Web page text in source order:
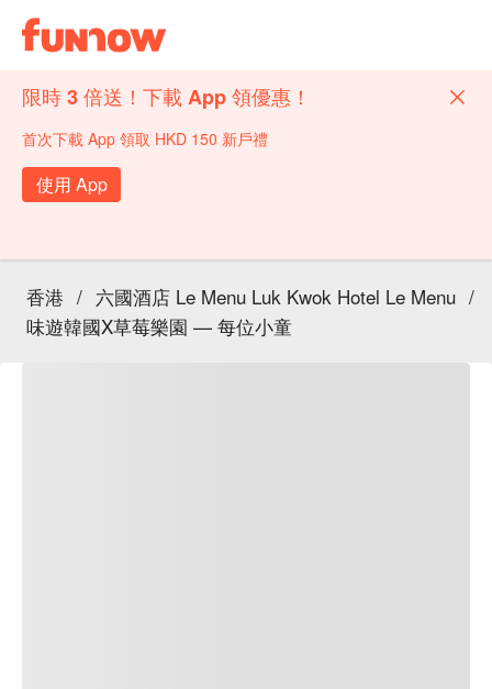
限時 3 倍送！下載 App 領優惠！
首次下載 App 領取 HKD 150 新戶禮
使用 App
香港 / 六國酒店 Le Menu Luk Kwok Hotel Le Menu /
味遊韓國X草莓樂園 — 每位小童